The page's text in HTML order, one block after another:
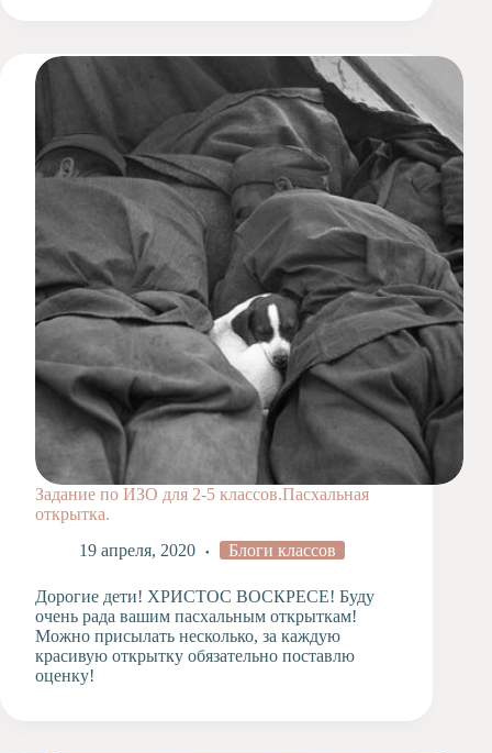
Задание по ИЗО для 2-5 классов.Пасхальная
открытка.
19 апреля, 2020
Блоги классов
Дорогие дети! ХРИСТОС ВОСКРЕСЕ! Буду
очень рада вашим пасхальным открыткам!
Можно присылать несколько, за каждую
красивую открытку обязательно поставлю
оценку!